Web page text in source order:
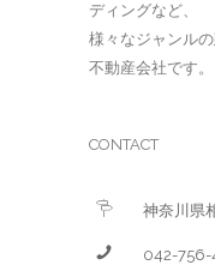
ディングなど、
様々なジャンル
不動産会社です。
CONTACT
神奈川県
042-756-